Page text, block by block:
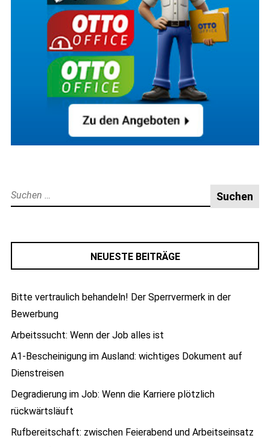
Suche
nach:
NEUESTE BEITRÄGE
Bitte vertraulich behandeln! Der Sperrvermerk in der
Bewerbung
Arbeitssucht: Wenn der Job alles ist
A1-Bescheinigung im Ausland: wichtiges Dokument auf
Dienstreisen
Degradierung im Job: Wenn die Karriere plötzlich
rückwärtsläuft
Rufbereitschaft: zwischen Feierabend und Arbeitseinsatz